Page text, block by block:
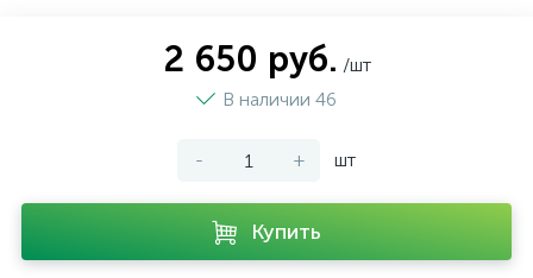
2 650 руб. /шт
В наличии 46
- + шт
Купить